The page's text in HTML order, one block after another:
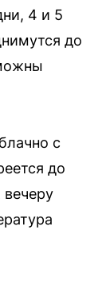
4 и 5
до
с
до